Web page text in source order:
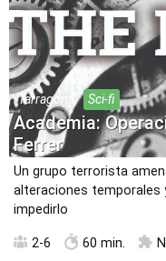
Tarragona Sci-fi
Academia:
Ferrer
Un grupo terrorista
alteraciones temporales
impedirlo
2-6 60 min.